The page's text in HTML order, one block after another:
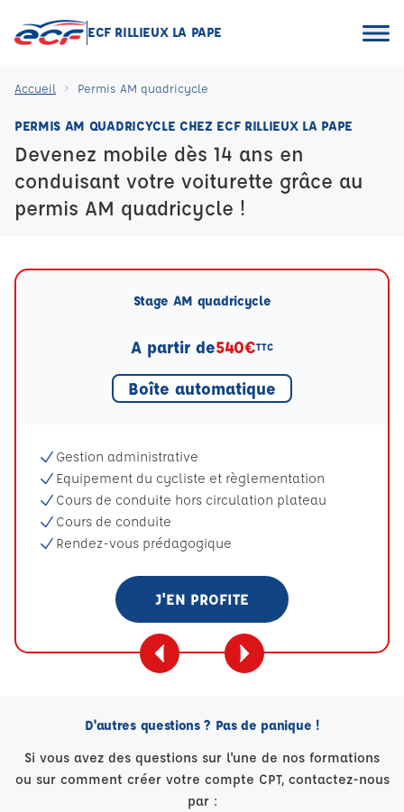
ECF RILLIEUX LA PAPE
Accueil Permis AM quadricycle
PERMIS AM QUADRICYCLE CHEZ ECF RILLIEUX LA PAPE
Devenez mobile dès 14 ans en
conduisant votre voiturette grâce au
permis AM quadricycle !
Stage AM quadricycle
A partir de540€TTC
Boîte automatique
Gestion administrative
Equipement du cycliste et règlementation
Cours de conduite hors circulation plateau
Cours de conduite
Rendez-vous prédagogique
J'EN PROFITE
D'autres questions ? Pas de panique !
Si vous avez des questions sur l'une de nos formations
ou sur comment créer votre compte CPT, contactez-nous
par :